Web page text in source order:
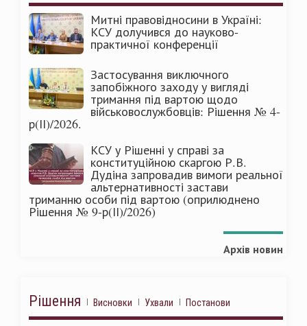
Митні правовідносини в Україні:
КСУ долучився до науково-
практичної конференції
Застосування виключного
запобіжного заходу у вигляді
тримання під вартою щодо
військовослужбовців: Рішення № 4-
р(ІІ)/2026.
КСУ у Рішенні у справі за
конституційною скаргою Р.В.
Дудіна запровадив вимоги реальної
альтернативності застави
триманню особи під вартою (оприлюднено
Рішення № 9-р(ІІ)/2026)
Архів новин
Рішення Висновки Ухвали Постанови